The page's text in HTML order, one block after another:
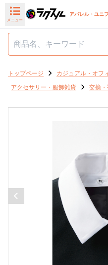
メニュー
アパレル・ユニ
トップページ
カジュアル・オフ
アクセサリー・服飾雑貨
交換